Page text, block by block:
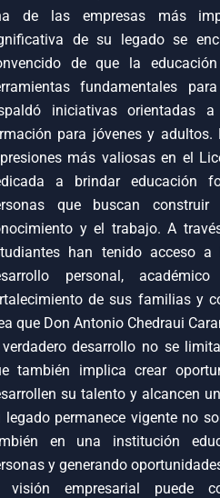
de las empresas más
de su legado se
de que la
fundamentales
iniciativas orientadas
para jóvenes y
más valiosas en el
a brindar educación
que buscan
y el trabajo. A
han tenido acceso a
personal,
de sus familias y
que Don Antonio Chedraui
desarrollo no se
también implica crear
su talento y alcancen
legado permanece vigente no
en una institución
y generando
visión empresarial puede